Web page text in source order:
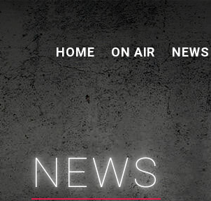
HOME ON AIR NEWS
NEWS